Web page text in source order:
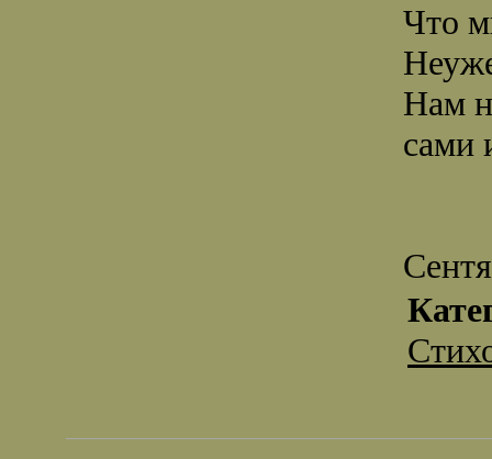
Что
Нам
сами